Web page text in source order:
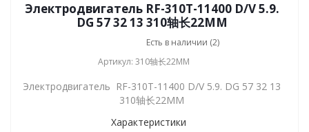
Электродвигатель RF-310T-11400 D/V 5.9.
DG 57 32 13 310轴长22MM
Есть в наличии (2)
Артикул: 310轴长22MM
Электродвигатель RF-310T-11400 D/V 5.9. DG 57 32 13
310轴长22MM
Характеристики